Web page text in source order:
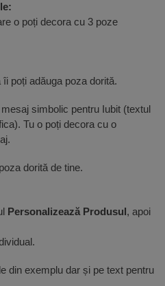
o poți decora cu 3 poze
poți adăuga poza dorită.
simbolic pentru Iubit (textul
Tu o poți decora cu o
dorită de tine.
Personalizează Produsul, apoi
din exemplu dar și pe text pentru